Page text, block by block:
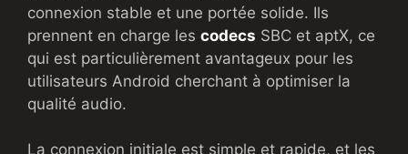
connexion stable et une portée solide. Ils
prennent en charge les codecs SBC et aptX, ce
qui est particulièrement avantageux pour les
utilisateurs Android cherchant à optimiser la
qualité audio.
La connexion initiale est simple et rapide, et les